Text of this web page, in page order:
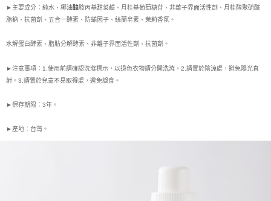
►主要成分：純水、椰油醯胺丙基甜菜鹼、月桂基葡萄糖苷、非離子界面活性劑、月桂醇聚硫酸
脂鈉、抗菌劑、五合一酵素、 防蟎因子、絲蘭皂素、茉莉香氛。
水解蛋白酵素、脂肪分解酵素、非離子界面活性劑、抗菌劑。
►注意事項：1.使用前請確認洗滌標示，以退色衣物請分開洗滌。2.請置於陰涼處，避免陽光直
射。3.請置於兒童不易取得處，避免誤食。
►保存期限：3年。
►產地：台灣。